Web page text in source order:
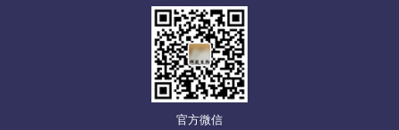
官方微信